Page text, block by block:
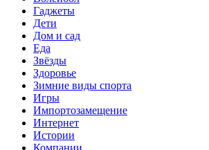
Гаджеты
Дети
Дом и сад
Еда
Звёзды
Здоровье
Зимние виды спорта
Игры
Импортозамещение
Интернет
Истории
Компании